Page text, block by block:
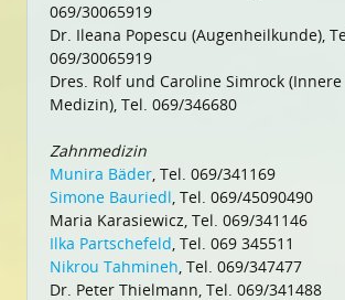
069/30065919
Dr. Ileana Popescu (Augenheilkunde),
069/30065919
Dres. Rolf und Caroline Simrock (Innere
Medizin), Tel. 069/346680
Zahnmedizin
Munira Bäder, Tel. 069/341169
Simone Bauriedl, Tel. 069/45090490
Maria Karasiewicz, Tel. 069/341146
Ilka Partschefeld, Tel. 069 345511
Nikrou Tahmineh, Tel. 069/347477
Dr. Peter Thielmann, Tel. 069/341488